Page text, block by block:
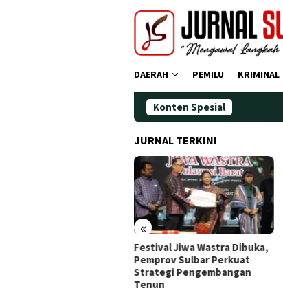
DAERAH PEMILU KRIMINAL
Konten Spesial
JURNAL TERKINI
«
Festival Jiwa Wastra Dibuka,
Pemprov Sulbar Perkuat
Strategi Pengembangan
Tenun